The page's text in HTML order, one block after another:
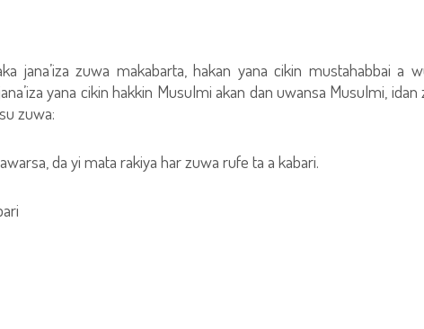
jana’iza zuwa makabarta, hakan yana cikin mustahabbai a
yana cikin hakkin Musulmi akan dan uwansa Musulmi, idan
zuwa:
da yi mata rakiya har zuwa rufe ta a kabari.